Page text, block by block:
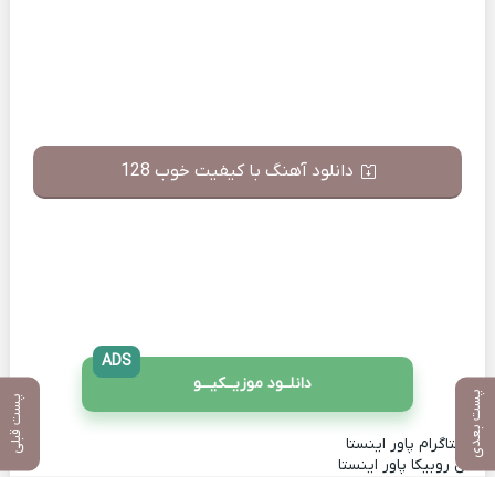
پست بعدی پست قبلی
دانلود آهنگ با کیفیت خوب 128
دانلــود موزیــکیـــو
ADS
اینستاگرام پاور اینستا
کانال روبیکا پاور اینستا